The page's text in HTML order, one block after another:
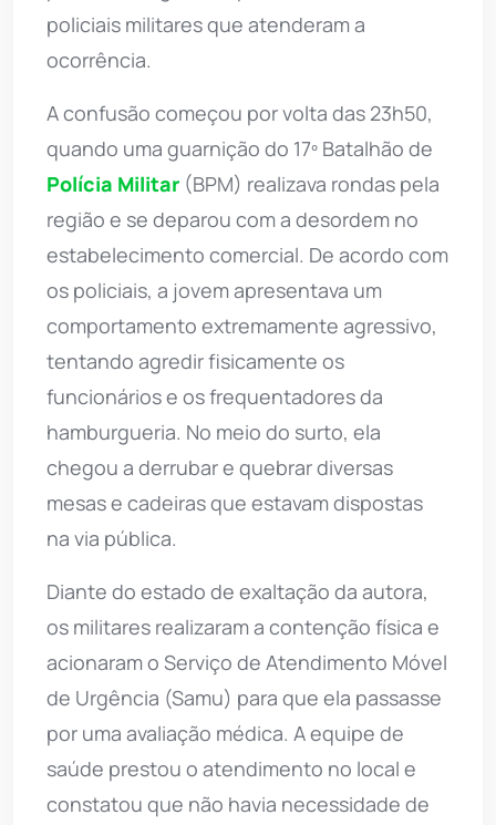
policiais militares que atenderam a
ocorrência.
A confusão começou por volta das 23h50,
quando uma guarnição do 17º Batalhão de
Polícia Militar (BPM) realizava rondas pela
região e se deparou com a desordem no
estabelecimento comercial. De acordo com
os policiais, a jovem apresentava um
comportamento extremamente agressivo,
tentando agredir fisicamente os
funcionários e os frequentadores da
hamburgueria. No meio do surto, ela
chegou a derrubar e quebrar diversas
mesas e cadeiras que estavam dispostas
na via pública.
Diante do estado de exaltação da autora,
os militares realizaram a contenção física e
acionaram o Serviço de Atendimento Móvel
de Urgência (Samu) para que ela passasse
por uma avaliação médica. A equipe de
saúde prestou o atendimento no local e
constatou que não havia necessidade de